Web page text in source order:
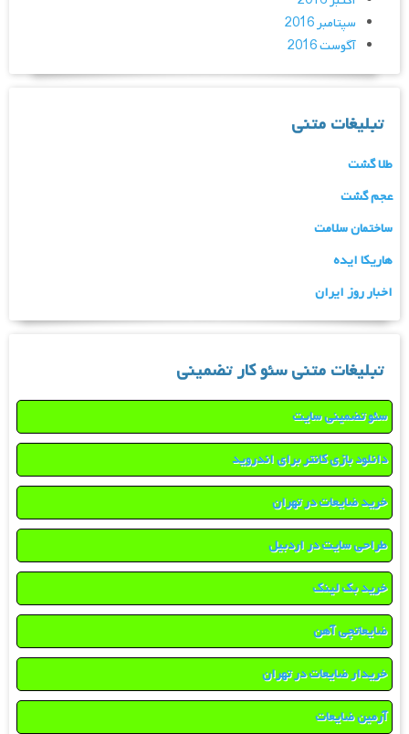
سپتامبر 2016
آگوست 2016
تبلیغات متنی
طلا گشت
عجم گشت
ساختمان سلامت
هاریکا ایده
اخبار روز ایران
تبلیغات متنی سئو کار تضمینی
سئو تضمینی سایت
دانلود بازی کانتر برای اندروید
خرید ضایعات در تهران
طراحی سایت در اردبیل
خرید بک لینک
ضایعاتچی آهن
خریدار ضایعات در تهران
آرمین ضایعات